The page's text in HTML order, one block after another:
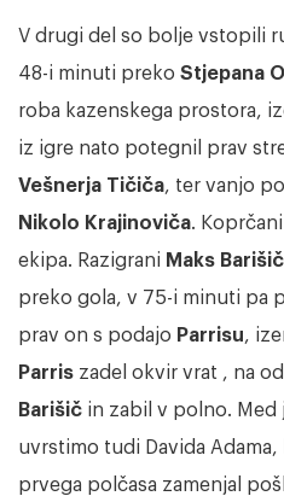
V drugi del so bolje vstopili
48-i minuti preko Stjepana
roba kazenskega prostora,
iz igre nato potegnil prav
Vešnerja Tičiča, ter vanjo
Nikolo Krajinoviča.
ekipa. Razigrani Maks Barišič
preko gola, v 75-i minuti pa
prav on s podajo Parrisu,
Parris zadel okvir vrat , na
Barišič in zabil v polno. Med
uvrstimo tudi Davida
prvega polčasa zamenjal